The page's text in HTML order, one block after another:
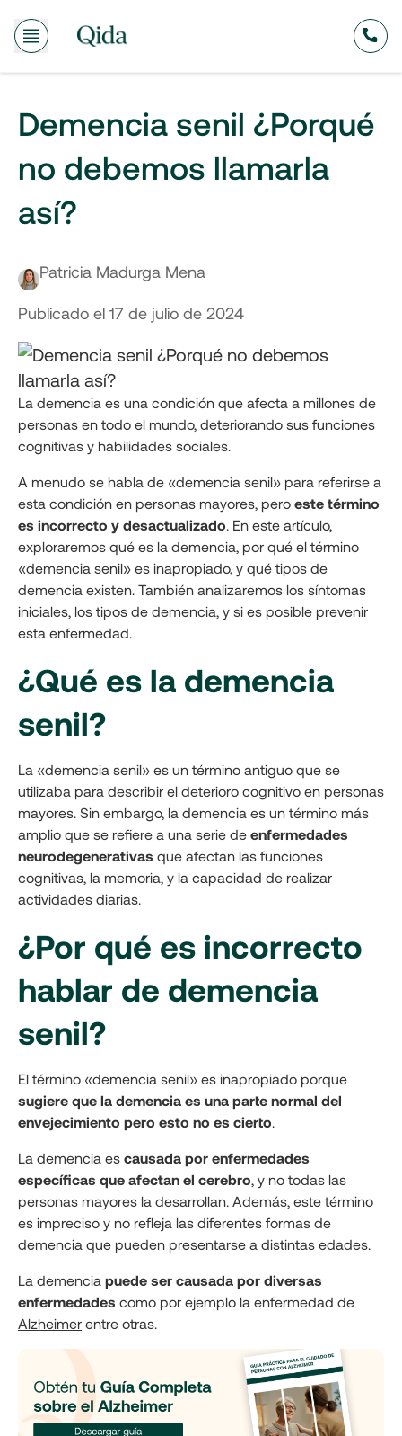
Demencia senil ¿Porqué
no debemos llamarla
así?
Patricia Madurga Mena
Publicado el 17 de julio de 2024
La demencia es una condición que afecta a millones de
personas en todo el mundo, deteriorando sus funciones
cognitivas y habilidades sociales.
A menudo se habla de «demencia senil» para referirse a
esta condición en personas mayores, pero este término
es incorrecto y desactualizado . En este artículo,
exploraremos qué es la demencia, por qué el término
«demencia senil» es inapropiado, y qué tipos de
demencia existen. También analizaremos los síntomas
iniciales, los tipos de demencia, y si es posible prevenir
esta enfermedad.
¿Qué es la demencia
senil?
La «demencia senil» es un término antiguo que se
utilizaba para describir el deterioro cognitivo en personas
mayores. Sin embargo, la demencia es un término más
amplio que se refiere a una serie de enfermedades
neurodegenerativas que afectan las funciones
cognitivas, la memoria, y la capacidad de realizar
actividades diarias.
¿Por qué es incorrecto
hablar de demencia
senil?
El término «demencia senil» es inapropiado porque
sugiere que la demencia es una parte normal del
envejecimiento pero esto no es cierto
La demencia es causada por enfermedades
específicas que afectan el cerebro , y no todas las
personas mayores la desarrollan. Además, este término
es impreciso y no refleja las diferentes formas de
demencia que pueden presentarse a distintas edades.
La demencia puede ser causada por diversas
enfermedades como por ejemplo la enfermedad de
Alzheimer entre otras.